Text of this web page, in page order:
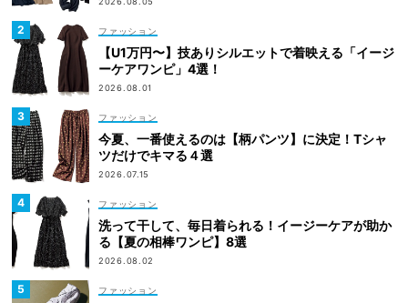
ファッション
【U1万円〜】技ありシルエットで着映える「イージ
ーケアワンピ」4選！
2026.08.01
ファッション
今夏、一番使えるのは【柄パンツ】に決定！Tシャ
ツだけでキマる４選
2026.07.15
ファッション
洗って干して、毎日着られる！イージーケアが助か
る【夏の相棒ワンピ】8選
2026.08.02
ファッション